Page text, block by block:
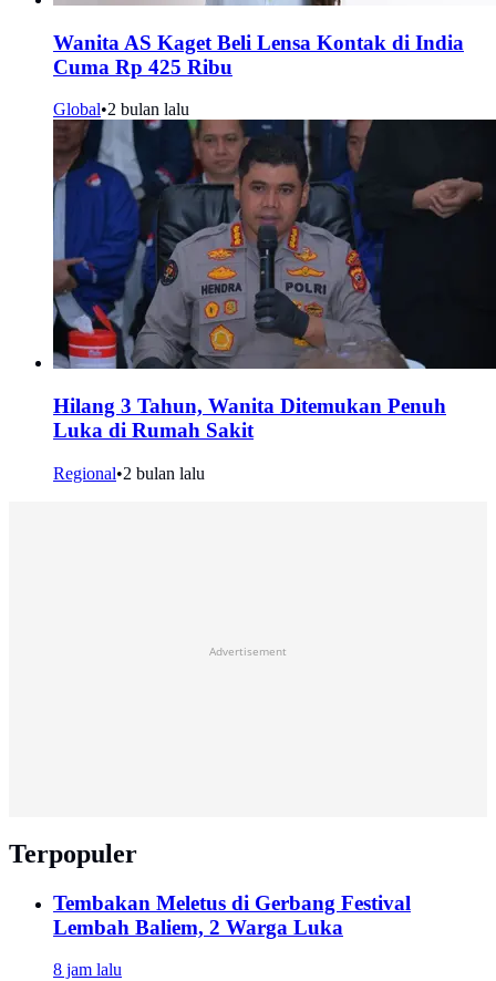
Wanita AS Kaget Beli Lensa Kontak di India
Cuma Rp 425 Ribu
Global•2 bulan lalu
Hilang 3 Tahun, Wanita Ditemukan Penuh
Luka di Rumah Sakit
Regional•2 bulan lalu
Advertisement
Terpopuler
Tembakan Meletus di Gerbang Festival
Lembah Baliem, 2 Warga Luka
8 jam lalu